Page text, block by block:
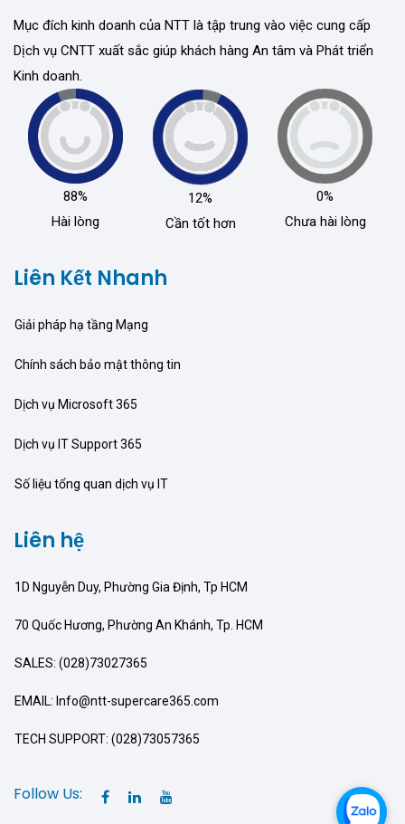
Mục đích kinh doanh của NTT là tập trung vào việc cung cấp
Dịch vụ CNTT xuất sắc giúp khách hàng An tâm và Phát triển
Kinh doanh.
88%
Hài lòng
12%
Cần tốt hơn
0%
Chưa hài lòng
Liên Kết Nhanh
Giải pháp hạ tầng Mạng
Chính sách bảo mật thông tin
Dịch vụ Microsoft 365
Dịch vụ IT Support 365
Số liệu tổng quan dịch vụ IT
Liên hệ
1D Nguyễn Duy, Phường Gia Định, Tp HCM
70 Quốc Hương, Phường An Khánh, Tp. HCM
SALES: (028)73027365
EMAIL: Info@ntt-supercare365.com
TECH SUPPORT: (028)73057365
Follow Us: